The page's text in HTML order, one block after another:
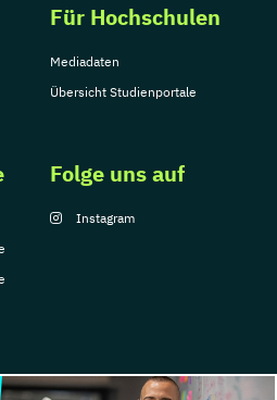
Für Hochschulen
Mediadaten
Übersicht Studienportale
Folge uns auf
Instagram